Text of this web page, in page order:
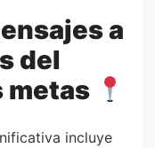
a
del
metas
incluye